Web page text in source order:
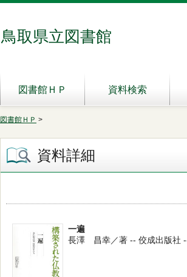
鳥取県立図書館
図書館ＨＰ 資料検索
図書館ＨＰ >
資料詳細
一遍
長澤 昌幸／著 -- 佼成出版社